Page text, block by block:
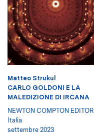
Matteo Strukul
CARLO GOLDONI E LA
MALEDIZIONE DI IRCANA
NEWTON COMPTON EDITORI
Italia
settembre 2023